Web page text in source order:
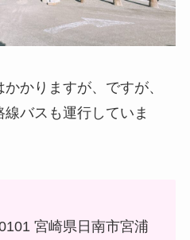
かりますが、ですが、
バスも運行していま
宮崎県日南市宮浦